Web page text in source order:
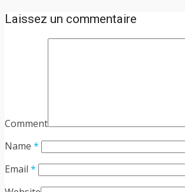
Laissez un commentaire
Comment
Name *
Email *